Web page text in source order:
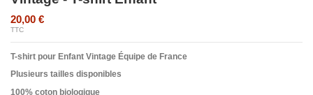
20,00 €
TTC
T-shirt pour Enfant Vintage Équipe de France
Plusieurs tailles disponibles
100% coton biologique